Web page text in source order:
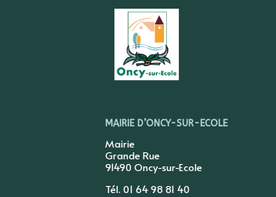
MAIRIE D’ONCY-SUR-ECOLE
Mairie
Grande Rue
91490 Oncy-sur-Ecole
Tél. 01 64 98 81 40